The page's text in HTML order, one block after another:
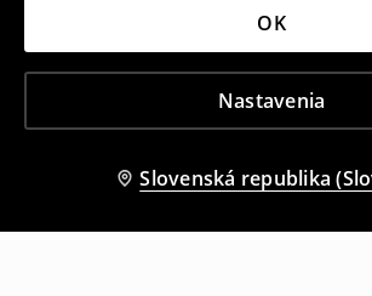
Nastavenia
OK
Slovenská republika